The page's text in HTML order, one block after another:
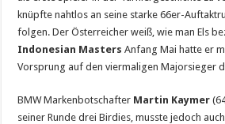
knüpfte nahtlos an seine starke 66er-
folgen. Der Österreicher weiß, wie man Els
Indonesian Masters Anfang Mai hatte er
Vorsprung auf den viermaligen Majorsieger
BMW Markenbotschafter Martin Kaymer
seiner Runde drei Birdies, musste jedoch